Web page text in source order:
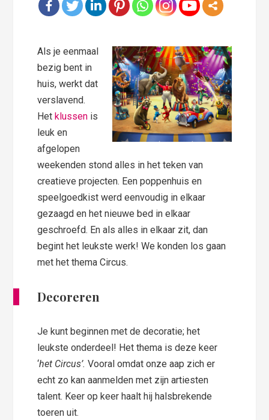
Als je eenmaal
bezig bent in
huis, werkt dat
verslavend.
Hetklussen is
leuk en
afgelopen
weekenden stond alles in het teken van
creatieve projecten. Een poppenhuis en
speelgoedkist werd eenvoudig in elkaar
gezaagd en het nieuwe bed in elkaar
geschroefd. En als alles in elkaar zit, dan
begint het leukste werk! We konden los gaan
met het thema Circus.
Decoreren
Je kunt beginnen met de decoratie; het
leukste onderdeel! Het thema is deze keer
‘het Circus’. Vooral omdat onze aap zich er
echt zo kan aanmelden met zijn artiesten
talent. Keer op keer haalt hij halsbrekende
toeren uit.